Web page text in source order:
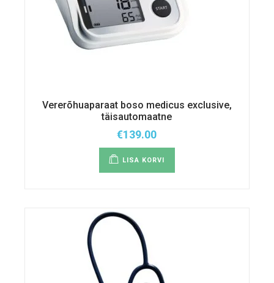
Vererõhuaparaat boso medicus exclusive,
täisautomaatne
€139.00
LISA KORVI